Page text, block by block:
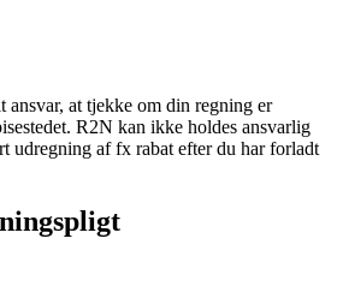
ansvar, at tjekke om din regning er
R2N kan ikke holdes ansvarlig
udregning af fx rabat efter du har forladt